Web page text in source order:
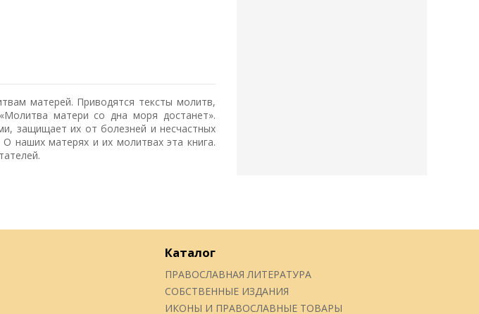
матерей. Приводятся тексты молитв,
матери со дна моря достанет».
защищает их от болезней и несчастных
наших матерях и их молитвах эта книга.
Каталог
ПРАВОСЛАВНАЯ ЛИТЕРАТУРА
СОБСТВЕННЫЕ ИЗДАНИЯ
ИКОНЫ И ПРАВОСЛАВНЫЕ ТОВАРЫ